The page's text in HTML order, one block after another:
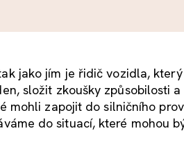
jako jím je řidič vozidla,
složit zkoušky způsobilosti
mohli zapojit do silničního
do situací, které mohou